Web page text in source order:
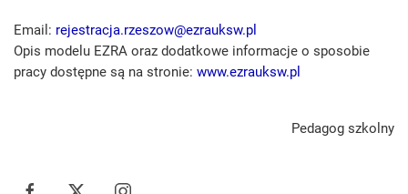
Email: rejestracja.rzeszow@ezrauksw.pl
Opis modelu EZRA oraz dodatkowe informacje o sposobie
pracy dostępne są na stronie: www.ezrauksw.pl
Pedagog szkolny